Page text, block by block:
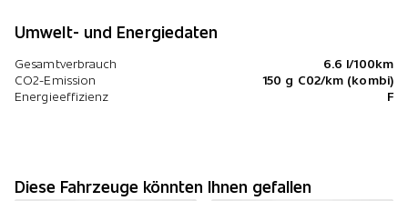
Umwelt- und Energiedaten
Gesamtverbrauch
6.6 l/100km
CO2-Emission
150 g C02/km (kombi)
Energieeffizienz
F
Diese Fahrzeuge könnten Ihnen gefallen